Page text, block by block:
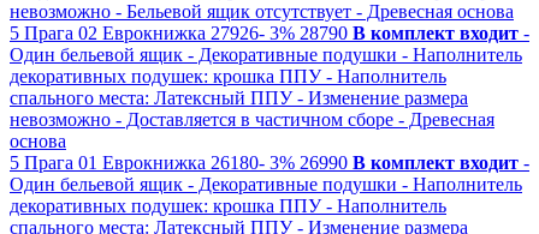
невозможно - Бельевой ящик отсутствует - Древесная основа
5 Прага 02 Еврокнижка 27926- 3% 28790 В комплект входит -
Один бельевой ящик - Декоративные подушки - Наполнитель
декоративных подушек: крошка ППУ - Наполнитель
спального места: Латексный ППУ - Изменение размера
невозможно - Доставляется в частичном сборе - Древесная
основа
5 Прага 01 Еврокнижка 26180- 3% 26990 В комплект входит -
Один бельевой ящик - Декоративные подушки - Наполнитель
декоративных подушек: крошка ППУ - Наполнитель
спального места: Латексный ППУ - Изменение размера